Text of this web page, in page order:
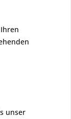
unser